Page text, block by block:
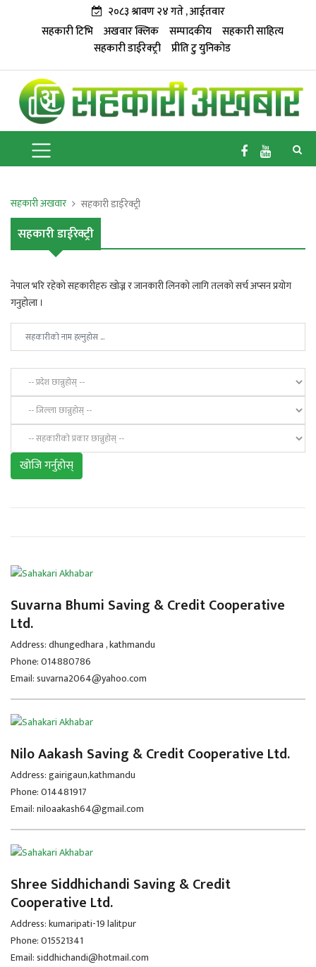
२०८३ श्रावण २४ गते , आईतवार
सहकारी टिभि
अखवार क्लिक सम्पादकीय
सहकारी साहित्य
सहकारी डाईरेक्ट्री प्रीति टु युनिकोड
सहकारी अखवार सहकारी डाईरेक्ट्री
सहकारी डाईरेक्ट्री
नेपाल भरि रहेको सहकारीहरु खोज्न र जानकारी लिनको लागि तलको सर्च अप्सन प्रयोग
गनुहोला ।
खोजि गर्नुहोस्
Suvarna Bhumi Saving & Credit Cooperative
Ltd.
Address: dhungedhara , kathmandu
Phone: 014880786
Email: suvarna2064@yahoo.com
Nilo Aakash Saving & Credit Cooperative Ltd.
Address: gairigaun,kathmandu
Phone: 014481917
Email: niloaakash64@gmail.com
Shree Siddhichandi Saving & Credit
Cooperative Ltd.
Address: kumaripati-19 lalitpur
Phone: 015521341
Email: siddhichandi@hotmail.com